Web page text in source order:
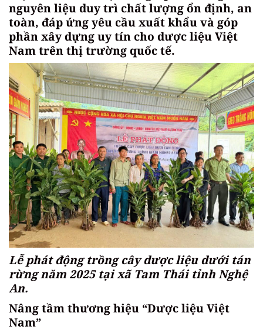
nguyên liệu duy trì chất lượng ổn định, an
toàn, đáp ứng yêu cầu xuất khẩu và góp
phần xây dựng uy tín cho dược liệu Việt
Nam trên thị trường quốc tế.
Lễ phát động trồng cây dược liệu dưới tán
rừng năm 2025 tại xã Tam Thái tỉnh Nghệ
An.
Nâng tầm thương hiệu “Dược liệu Việt
Nam”